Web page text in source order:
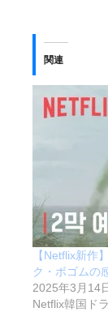
関連
【Netflix新作
ク・ボゴムの
2025年3月14
Netflix韓国ド